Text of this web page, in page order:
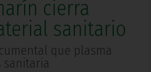
cierra
sanitario
que plasma
sanitaria